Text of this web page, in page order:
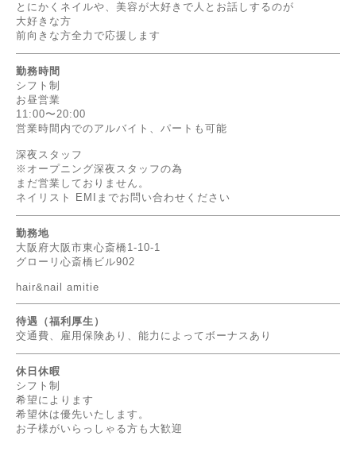
とにかくネイルや、美容が大好きで人とお話しするのが
大好きな方
前向きな方全力で応援します
勤務時間
シフト制
お昼営業
11:00〜20:00
営業時間内でのアルバイト、パートも可能
深夜スタッフ
※オープニング深夜スタッフの為
まだ営業しておりません。
ネイリスト EMIまでお問い合わせください
勤務地
大阪府大阪市東心斎橋1-10-1
グローリ心斎橋ビル902
hair&nail amitie
待遇（福利厚生）
交通費、雇用保険あり、能力によってボーナスあり
休日休暇
シフト制
希望によります
希望休は優先いたします。
お子様がいらっしゃる方も大歓迎